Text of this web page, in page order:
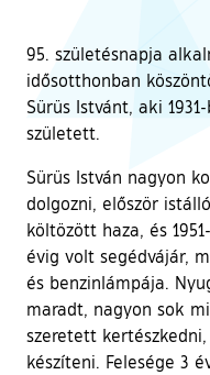
95. születésnapja
idősotthonban
Sürüs Istvánt, aki
született.
Sürüs István nagyon
dolgozni, először
költözött haza, és
évig volt segédvájár,
és benzinlámpája.
maradt, nagyon sok
szeretett
készíteni. Felesége 3